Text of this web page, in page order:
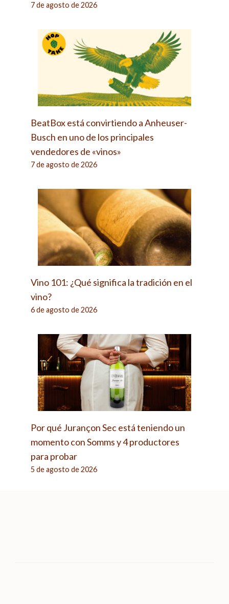
7 de agosto de 2026
BeatBox está convirtiendo a Anheuser-
Busch en uno de los principales
vendedores de «vinos»
7 de agosto de 2026
Vino 101: ¿Qué significa la tradición en el
vino?
6 de agosto de 2026
Por qué Jurançon Sec está teniendo un
momento con Somms y 4 productores
para probar
5 de agosto de 2026